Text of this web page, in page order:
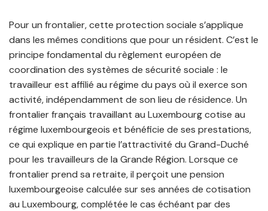
Pour un frontalier, cette protection sociale s’applique
dans les mêmes conditions que pour un résident. C’est le
principe fondamental du règlement européen de
coordination des systèmes de sécurité sociale : le
travailleur est affilié au régime du pays où il exerce son
activité, indépendamment de son lieu de résidence. Un
frontalier français travaillant au Luxembourg cotise au
régime luxembourgeois et bénéficie de ses prestations,
ce qui explique en partie l’attractivité du Grand-Duché
pour les travailleurs de la Grande Région. Lorsque ce
frontalier prend sa retraite, il perçoit une pension
luxembourgeoise calculée sur ses années de cotisation
au Luxembourg, complétée le cas échéant par des